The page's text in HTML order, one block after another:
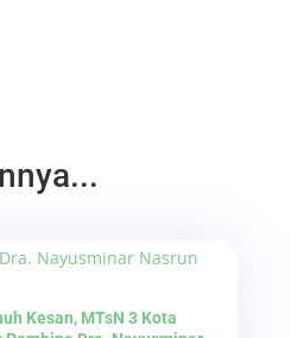
Kesan, MTsN 3 Kota